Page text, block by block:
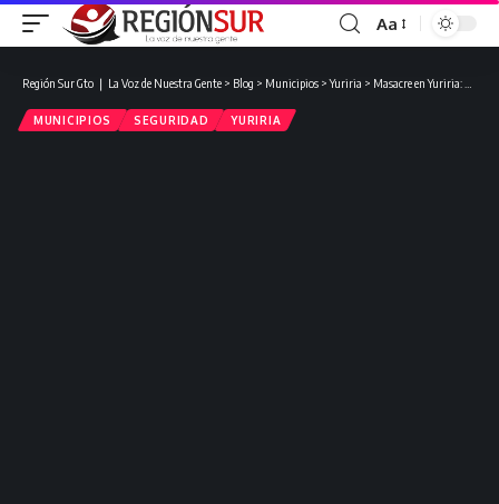
Aa
Región Sur Gto ❘ La Voz de Nuestra Gente > Blog > Municipios >Yuriria > Masacre en Yuriria: Asesinan a 6 personas. Una mujer y un menor de edad entre las víctimas.
MUNICIPIOS SEGURIDAD YURIRIA